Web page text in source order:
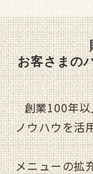
お客さまの
創業100年
ノウハウを活
メニューの拡